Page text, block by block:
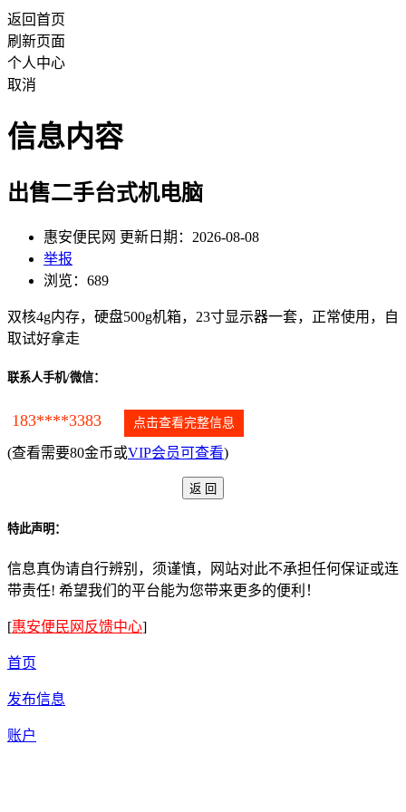
返回首页
刷新页面
个人中心
取消
信息内容
出售二手台式机电脑
惠安便民网 更新日期：2026-08-08
举报
浏览：689
双核4g内存，硬盘500g机箱，23寸显示器一套，正常使用，自
取试好拿走
联系人手机/微信：
183****3383 点击查看完整信息
(查看需要80金币或VIP会员可查看)
特此声明：
信息真伪请自行辨别，须谨慎，网站对此不承担任何保证或连
带责任! 希望我们的平台能为您带来更多的便利！
[惠安便民网反馈中心]
首页
发布信息
账户